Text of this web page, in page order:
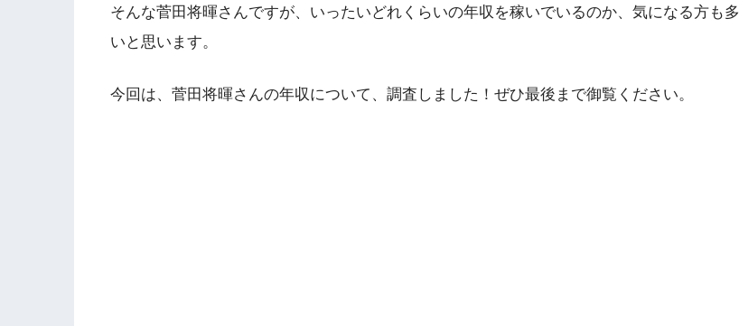
そんな菅田将暉さんですが、いったいどれくらいの年収を稼いでいるのか、気になる方も多
いと思います。
今回は、菅田将暉さんの年収について、調査しました！ぜひ最後まで御覧ください。